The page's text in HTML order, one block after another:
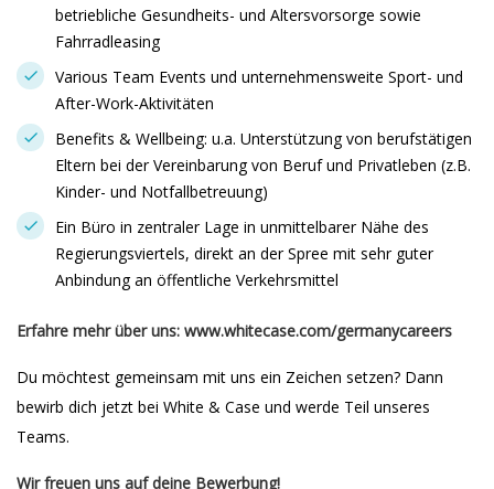
betriebliche Gesundheits- und Altersvorsorge sowie
Fahrradleasing
Various Team Events und unternehmensweite Sport- und
After-Work-Aktivitäten
Benefits & Wellbeing: u.a. Unterstützung von berufstätigen
Eltern bei der Vereinbarung von Beruf und Privatleben (z.B.
Kinder- und Notfallbetreuung)
Ein Büro in zentraler Lage in unmittelbarer Nähe des
Regierungsviertels, direkt an der Spree mit sehr guter
Anbindung an öffentliche Verkehrsmittel
Erfahre mehr über uns: www.whitecase.com/germanycareers
Du möchtest gemeinsam mit uns ein Zeichen setzen? Dann
bewirb dich jetzt bei White & Case und werde Teil unseres
Teams.
Wir freuen uns auf deine Bewerbung!